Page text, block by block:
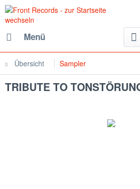
Menü
Übersicht Sampler
TRIBUTE TO